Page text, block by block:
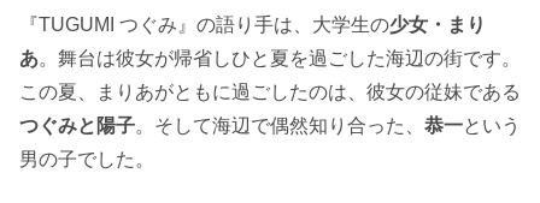
『TUGUMI つぐみ』の語り手は、大学生の少女・まり
あ。舞台は彼女が帰省しひと夏を過ごした海辺の街です。
この夏、まりあがともに過ごしたのは、彼女の従妹である
つぐみと陽子。そして海辺で偶然知り合った、 恭一という
男の子でした。